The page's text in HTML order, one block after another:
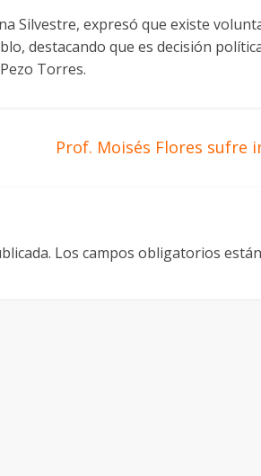
Silvestre, expresó que existe
destacando que es decisión
Torres.
Prof. Moisés Flores sufre
Los campos obligatorios